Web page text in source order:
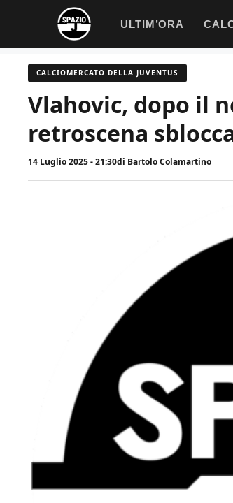
contenuto
ULTIM’ORA
CALCIOMERCATO DELLA JUVENTUS
Vlahovic, dopo il
retroscena
14 Luglio 2025 - 21:30di Bartolo Colamartino